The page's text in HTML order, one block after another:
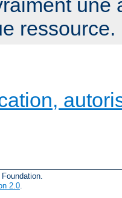
une
ressource.
2.0